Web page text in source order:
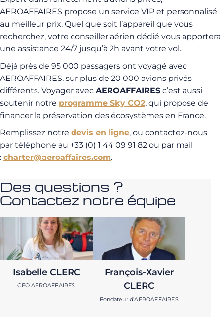
AEROAFFAIRES propose un service VIP et personnalisé
au meilleur prix. Quel que soit l’appareil que vous
recherchez, votre conseiller aérien dédié vous apportera
une assistance 24/7 jusqu’à 2h avant votre vol.
Déjà près de 95 000 passagers ont voyagé avec
AEROAFFAIRES, sur plus de 20 000 avions privés
différents. Voyager avec AEROAFFAIRES c’est aussi
soutenir notre programme Sky CO2, qui propose de
financer la préservation des écosystèmes en France.
Remplissez notre devis en ligne, ou contactez-nous
par téléphone au +33 (0) 1 44 09 91 82 ou par mail
: charter@aeroaffaires.com.
Des questions ?
Contactez notre équipe
Isabelle CLERC
CEO AEROAFFAIRES
François-Xavier
CLERC
Fondateur d’AEROAFFAIRES